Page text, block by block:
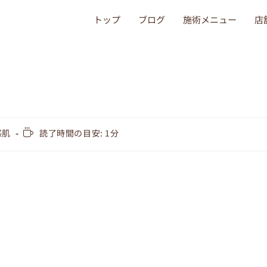
トップ ブログ 施術メニュー 店
読了時間の目安: 1分